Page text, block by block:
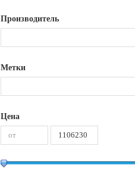
Производитель
Метки
Цена